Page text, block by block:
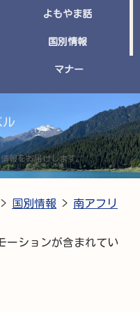
ル
報をお届けします。
よもやま話
国別情報
マナー
> 国別情報 > 南アフリ
ーションが含まれてい